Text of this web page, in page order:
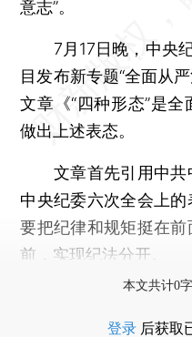
意志”。
7月17日晚，中央纪
目发布新专题“全面从
文章《“四种形态”是
做出上述表态。
文章首先引用中共
中央纪委六次全会上的
要把纪律和规矩挺在
前，实现纪法分开。
本文共计0
登录 后获取